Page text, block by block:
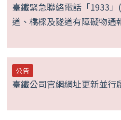
臺鐵緊急聯絡電話「1933
道、橋樑及隧道有障礙物通
公告
臺鐵公司官網網址更新並行